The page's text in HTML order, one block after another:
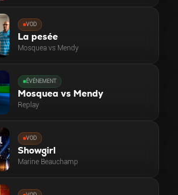
VOD
La pesée
Mosquea vs Mendy
ÉVÉNEMENT
Mosquea vs Mendy
Replay
VOD
Showgirl
Marine Beauchamp